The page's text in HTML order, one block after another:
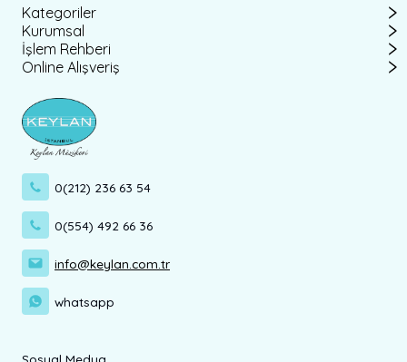
Kategoriler
Kurumsal
İşlem Rehberi
Online Alışveriş
0(212) 236 63 54
0(554) 492 66 36
info@keylan.com.tr
whatsapp
Sosyal Medya